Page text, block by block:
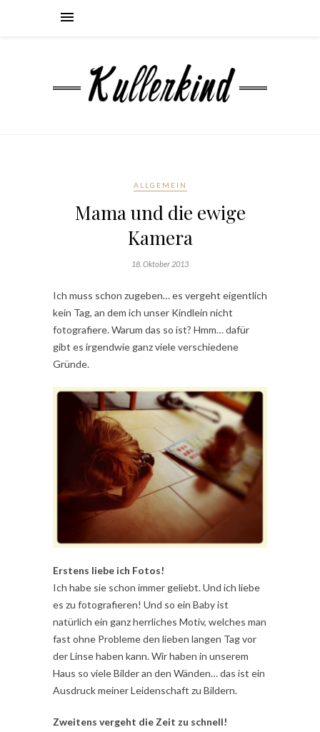
ALLGEMEIN
Mama und die ewige
Kamera
18. Oktober 2013
Ich muss schon zugeben… es vergeht eigentlich
kein Tag, an dem ich unser Kindlein nicht
fotografiere. Warum das so ist? Hmm… dafür
gibt es irgendwie ganz viele verschiedene
Gründe.
Erstens liebe ich Fotos!
Ich habe sie schon immer geliebt. Und ich liebe
es zu fotografieren! Und so ein Baby ist
natürlich ein ganz herrliches Motiv, welches man
fast ohne Probleme den lieben langen Tag vor
der Linse haben kann. Wir haben in unserem
Haus so viele Bilder an den Wänden… das ist ein
Ausdruck meiner Leidenschaft zu Bildern.
Zweitens vergeht die Zeit zu schnell!